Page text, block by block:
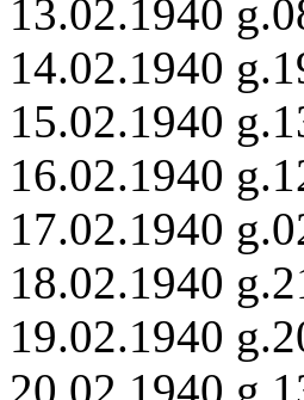
13.02.1940
14.02.1940
15.02.1940
16.02.1940
17.02.1940
18.02.1940
19.02.1940
20.02.1940